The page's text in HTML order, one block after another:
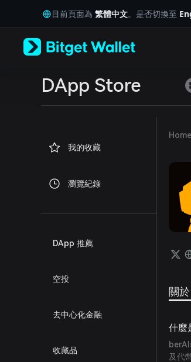
Tiếng Việt
Русский
Español (Latinoamérica)
Português (Portugal)
Bahasa Indonesia
Español (Argentina)
目前頁面為 繁體中文。是否切換至
DApp Store
我的收藏
瀏覽紀錄
DApp 推薦
空投
去中心化金融
收藏品
Home
關
什麼
及代